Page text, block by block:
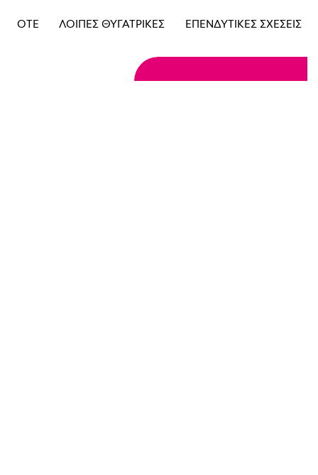
OTE ΛΟΙΠΕΣ ΘΥΓΑΤΡΙΚΕΣ ΕΠΕΝΔΥΤΙΚΕΣ ΣΧΕΣΕΙΣ